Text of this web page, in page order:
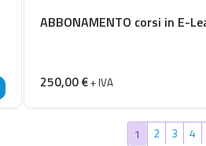
ABBONAMENTO corsi in E-
250,00€+ IVA
1 2 3 4